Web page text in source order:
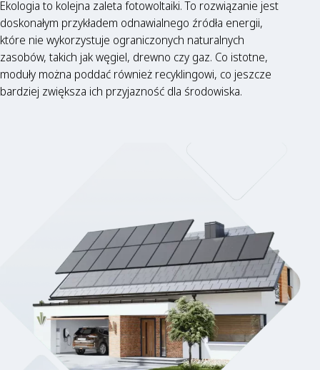
Ekologia to kolejna zaleta fotowoltaiki. To rozwiązanie jest
doskonałym przykładem odnawialnego źródła energii,
które nie wykorzystuje ograniczonych naturalnych
zasobów, takich jak węgiel, drewno czy gaz. Co istotne,
moduły można poddać również recyklingowi, co jeszcze
bardziej zwiększa ich przyjazność dla środowiska.